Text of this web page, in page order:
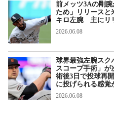
前メッツ3Aの剛
ため」リリース
キロ左腕 主にリ
2026.06.08
球界最強左腕スク
スコープ手術」
術後3日で投球再
に投げられる感覚
2026.06.08